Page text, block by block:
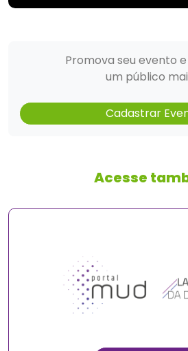
Promova seu evento
um público
Cadastrar
Acesse